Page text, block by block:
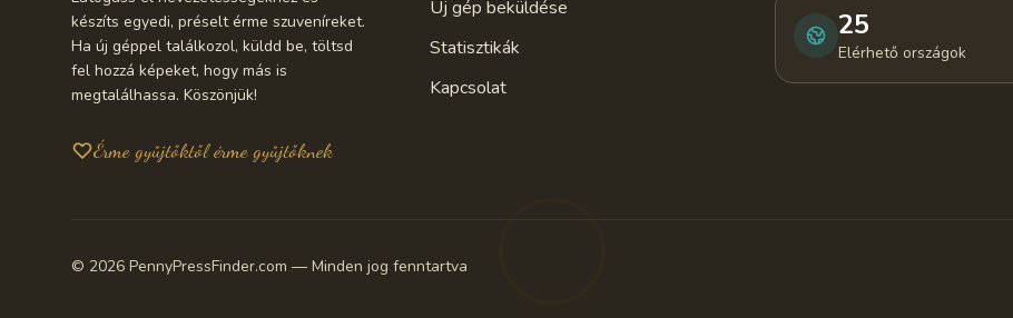
készíts egyedi, préselt érme szuveníreket.
Ha új géppel találkozol, küldd be, töltsd
fel hozzá képeket, hogy más is
megtalálhassa. Köszönjük!
Érme gyűjtőktől érme gyűjtőknek
Új gép beküldése
Statisztikák
Kapcsolat
25
Elérhető országok
© 2026 PennyPressFinder.com — Minden jog fenntartva